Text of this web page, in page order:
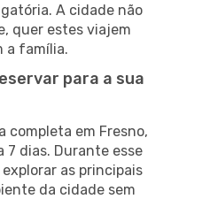
A cidade não
quer estes viajem
a família.
para a sua
completa em Fresno,
7 dias. Durante esse
as principais
da cidade sem